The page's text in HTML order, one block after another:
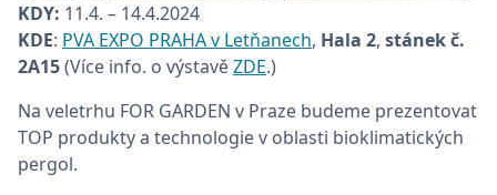
KDY: 11.4. – 14.4.2024
KDE: PVA EXPO PRAHA v Letňanech, Hala 2, stánek č.
2A15(Více info. o výstavěZDE.)
Na veletrhu FOR GARDEN v Praze budeme prezentovat
TOP produkty a technologie v oblasti bioklimatických
pergol.